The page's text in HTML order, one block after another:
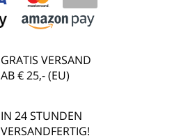
GRATIS VERSAND
AB € 25,- (EU)
IN 24 STUNDEN
VERSANDFERTIG!